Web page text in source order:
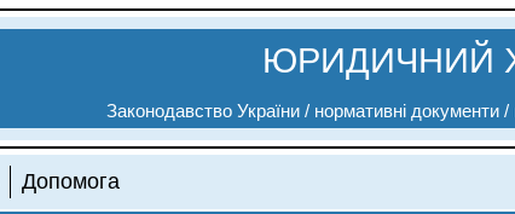
ЮРИДИЧНИЙ
Законодавство України / нормативні
Допомога